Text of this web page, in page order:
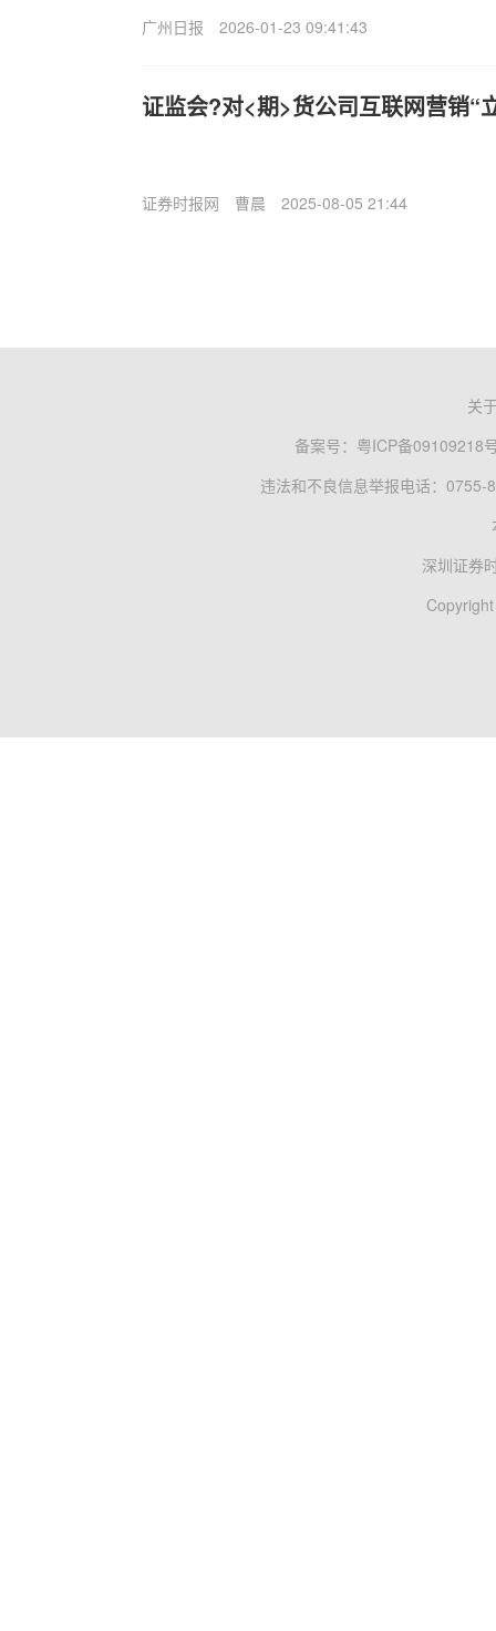
广州日报 2026-01-23 09:41:43
证监会?对<期>货公司互联网营销“
证券时报网 曹晨 2025-08-05 21:44
关
备案号： 粤ICP备09109218
违法和不良信息举报电话：0755-
深圳证券